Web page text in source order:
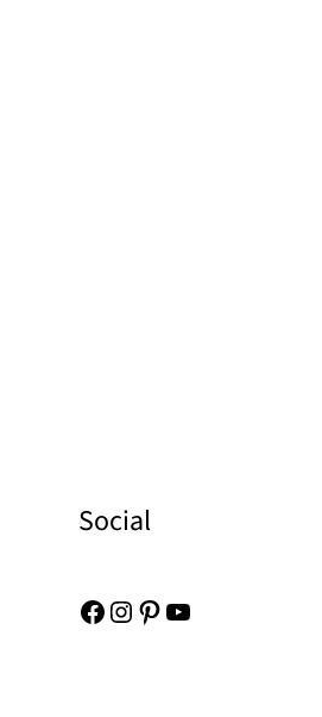
Social
Facebook Instagram Pinterest YouTube